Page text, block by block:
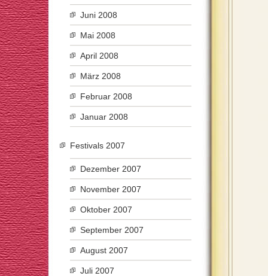
Juni 2008
Mai 2008
April 2008
März 2008
Februar 2008
Januar 2008
Festivals 2007
Dezember 2007
November 2007
Oktober 2007
September 2007
August 2007
Juli 2007